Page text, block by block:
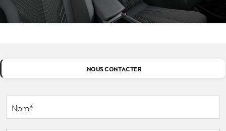
NOUS CONTACTER